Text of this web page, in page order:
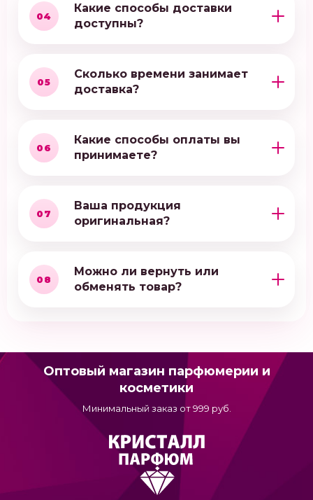
04
Какие способы доставки
доступны?
05
Сколько времени занимает
доставка?
06
Какие способы оплаты вы
принимаете?
07
Ваша продукция
оригинальная?
08
Можно ли вернуть или
обменять товар?
Оптовый магазин парфюмерии и
косметики
Минимальный заказ от 999 руб.